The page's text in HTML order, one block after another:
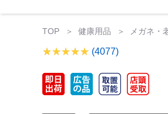
TOP 健康用品 メガネ・
(4077)